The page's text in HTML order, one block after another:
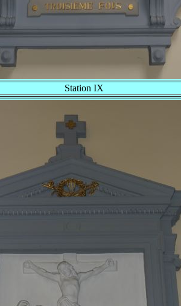
Station IX